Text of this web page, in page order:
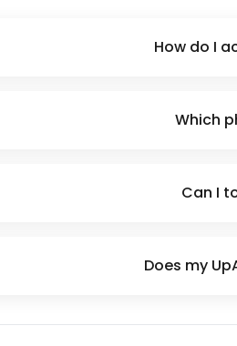
How do I
Which
Can I
Does my